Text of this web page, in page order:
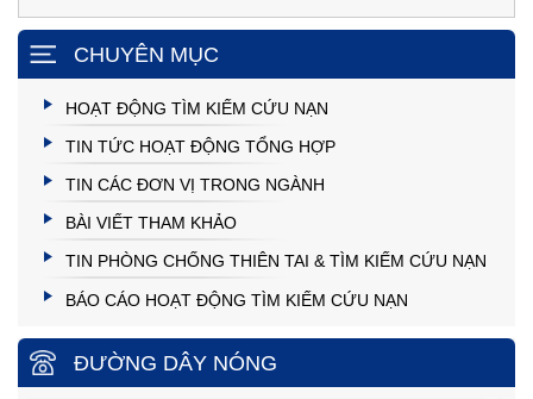
CHUYÊN MỤC
HOẠT ĐỘNG TÌM KIẾM CỨU NẠN
TIN TỨC HOẠT ĐỘNG TỔNG HỢP
TIN CÁC ĐƠN VỊ TRONG NGÀNH
BÀI VIẾT THAM KHẢO
TIN PHÒNG CHỐNG THIÊN TAI & TÌM KIẾM CỨU NẠN
BÁO CÁO HOẠT ĐỘNG TÌM KIẾM CỨU NẠN
ĐƯỜNG DÂY NÓNG